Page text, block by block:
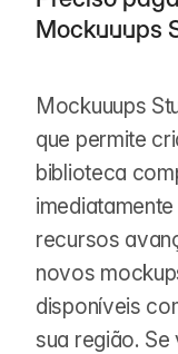
Mockuuups
Mockuuups
que permite
biblioteca
recursos
novos
disponíveis
sua região.